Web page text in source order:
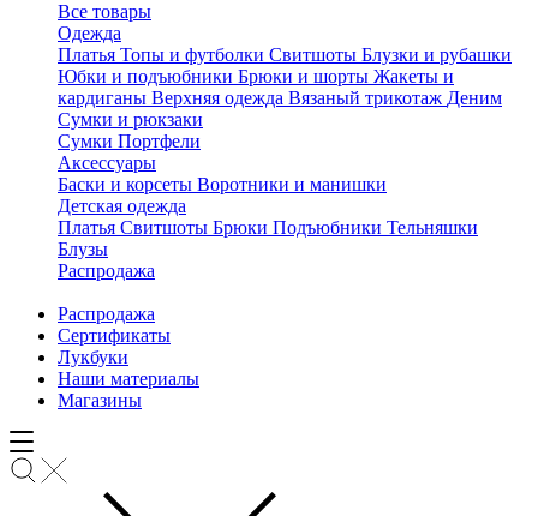
Все товары
Одежда
Платья Топы и футболки Свитшоты Блузки и рубашки
Юбки и подъюбники Брюки и шорты Жакеты и
кардиганы Верхняя одежда Вязаный трикотаж Деним
Сумки и рюкзаки
Сумки Портфели
Аксессуары
Баски и корсеты Воротники и манишки
Детская одежда
Платья Свитшоты Брюки Подъюбники Тельняшки
Блузы
Распродажа
Распродажа
Сертификаты
Лукбуки
Наши материалы
Магазины